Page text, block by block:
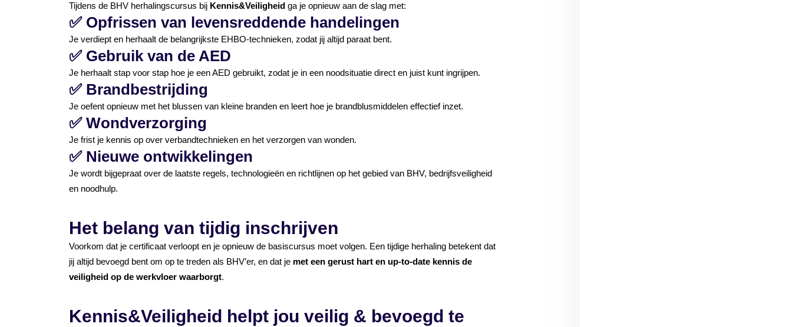
Tijdens de BHV herhalingscursus bij Kennis&Veiligheid ga je opnieuw aan de slag met:
✅ Opfrissen van levensreddende handelingen
Je verdiept en herhaalt de belangrijkste EHBO-technieken, zodat jij altijd paraat bent.
✅ Gebruik van de AED
Je herhaalt stap voor stap hoe je een AED gebruikt, zodat je in een noodsituatie direct en juist kunt ingrijpen.
✅ Brandbestrijding
Je oefent opnieuw met het blussen van kleine branden en leert hoe je brandblusmiddelen effectief inzet.
✅ Wondverzorging
Je frist je kennis op over verbandtechnieken en het verzorgen van wonden.
✅ Nieuwe ontwikkelingen
Je wordt bijgepraat over de laatste regels, technologieën en richtlijnen op het gebied van BHV, bedrijfsveiligheid
en noodhulp.
Het belang van tijdig inschrijven
Voorkom dat je certificaat verloopt en je opnieuw de basiscursus moet volgen. Een tijdige herhaling betekent dat
jij altijd bevoegd bent om op te treden als BHV’er, en dat je met een gerust hart en up-to-date kennis de
veiligheid op de werkvloer waarborgt.
Kennis&Veiligheid helpt jou veilig & bevoegd te